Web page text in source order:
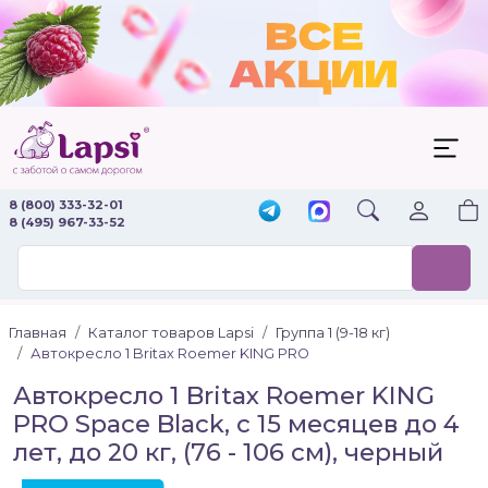
8 (800) 333-32-01
8 (495) 967-33-52
Главная Каталог товаров Lapsi
Группа 1 (9-18 кг)
Автокресло 1 Britax Roemer KING PRO
Автокресло 1 Britax Roemer KING
PRO Space Black, с 15 месяцев до 4
лет, до 20 кг, (76 - 106 см), черный